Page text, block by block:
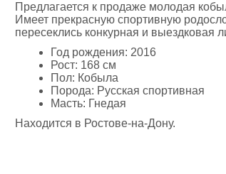
Предлагается к продаже молодая
Имеет прекрасную спортивную
пересеклись конкурная и выездковая
Год рождения: 2016
Рост: 168 см
Пол: Кобыла
Порода: Русская спортивная
Масть: Гнедая
Находится в Ростове-на-Дону.